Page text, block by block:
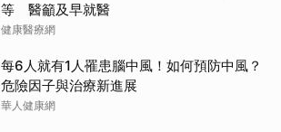
等 醫籲及早就醫
健康醫療網
每6人就有1人罹患腦中風！如何預防中風？
危險因子與治療新進展
華人健康網